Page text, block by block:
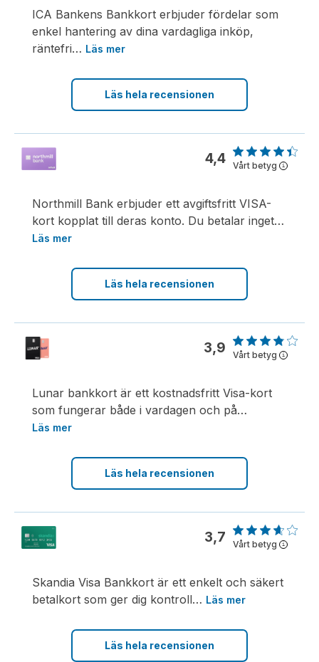
ICA Bankens Bankkort erbjuder fördelar som
enkel hantering av dina vardagliga inköp,
räntefri… Läs mer
Läs hela recensionen
4,4 Vårt betyg i
Northmill Bank erbjuder ett avgiftsfritt VISA-
kort kopplat till deras konto. Du betalar inget…
Läs mer
Läs hela recensionen
3,9 Vårt betyg i
Lunar bankkort är ett kostnadsfritt Visa-kort
som fungerar både i vardagen och på…
Läs mer
Läs hela recensionen
3,7 Vårt betyg i
Skandia Visa Bankkort är ett enkelt och säkert
betalkort som ger dig kontroll… Läs mer
Läs hela recensionen